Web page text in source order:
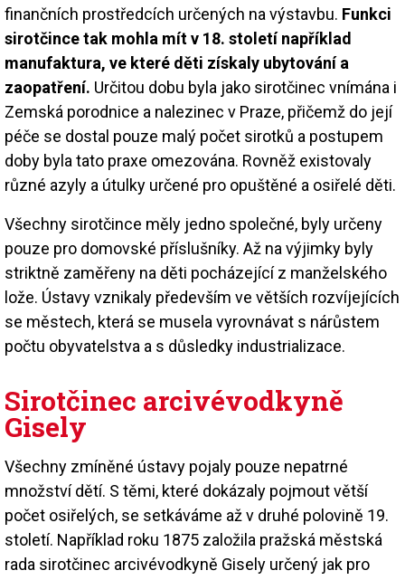
finančních prostředcích určených na výstavbu. Funkci
sirotčince tak mohla mít v 18. století například
manufaktura, ve které děti získaly ubytování a
zaopatření. Určitou dobu byla jako sirotčinec vnímána i
Zemská porodnice a nalezinec v Praze, přičemž do její
péče se dostal pouze malý počet sirotků a postupem
doby byla tato praxe omezována. Rovněž existovaly
různé azyly a útulky určené pro opuštěné a osiřelé děti.
Všechny sirotčince měly jedno společné, byly určeny
pouze pro domovské příslušníky. Až na výjimky byly
striktně zaměřeny na děti pocházející z manželského
lože. Ústavy vznikaly především ve větších rozvíjejících
se městech, která se musela vyrovnávat s nárůstem
počtu obyvatelstva a s důsledky industrializace.
Sirotčinec arcivévodkyně
Gisely
Všechny zmíněné ústavy pojaly pouze nepatrné
množství dětí. S těmi, které dokázaly pojmout větší
počet osiřelých, se setkáváme až v druhé polovině 19.
století. Například roku 1875 založila pražská městská
rada sirotčinec arcivévodkyně Gisely určený jak pro